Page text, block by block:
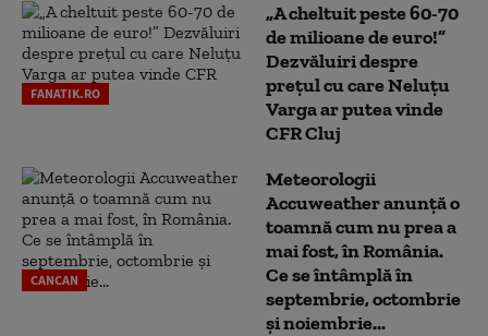
FANATIK.RO
„A cheltuit peste 60-70
de milioane de euro!”
Dezvăluiri despre
prețul cu care Neluțu
Varga ar putea vinde
CFR Cluj
CANCAN
Meteorologii
Accuweather anunță o
toamnă cum nu prea a
mai fost, în România.
Ce se întâmplă în
septembrie, octombrie
și noiembrie...